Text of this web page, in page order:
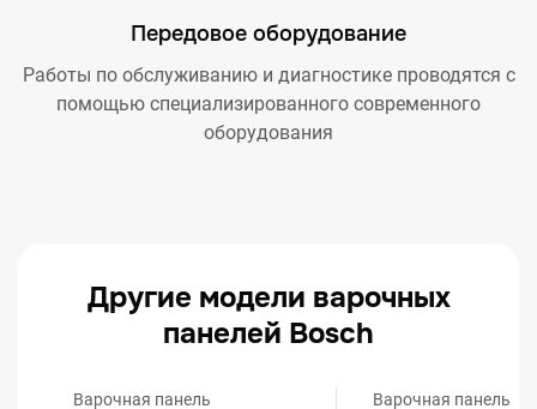
Передовое оборудование
Работы по обслуживанию и диагностике проводятся с
помощью специализированного современного
оборудования
Другие модели варочных
панелей Bosch
Варочная панель
Варочная панель